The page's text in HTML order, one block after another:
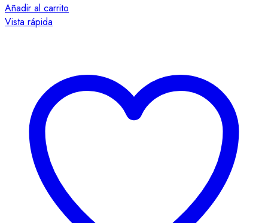
Añadir al carrito
Vista rápida